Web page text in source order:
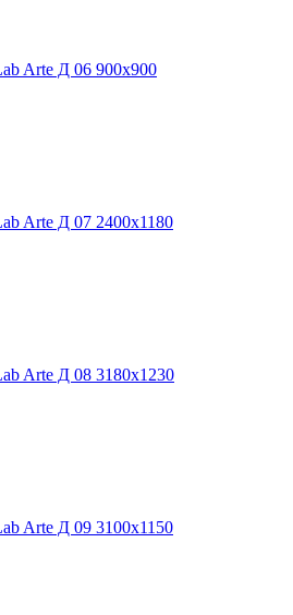
Arte Д 06 900х900
Arte Д 07 2400х1180
Arte Д 08 3180х1230
Arte Д 09 3100х1150